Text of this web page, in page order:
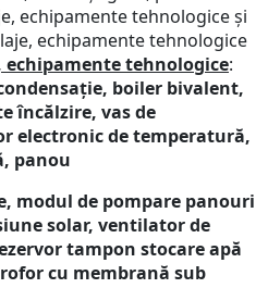
echipamente tehnologice și
echipamente tehnologice
echipamente tehnologice:
boiler bivalent,
încălzire, vas de
electronic de temperatură,
panou
modul de pompare panouri
solar, ventilator de
tampon stocare apă
cu membrană sub